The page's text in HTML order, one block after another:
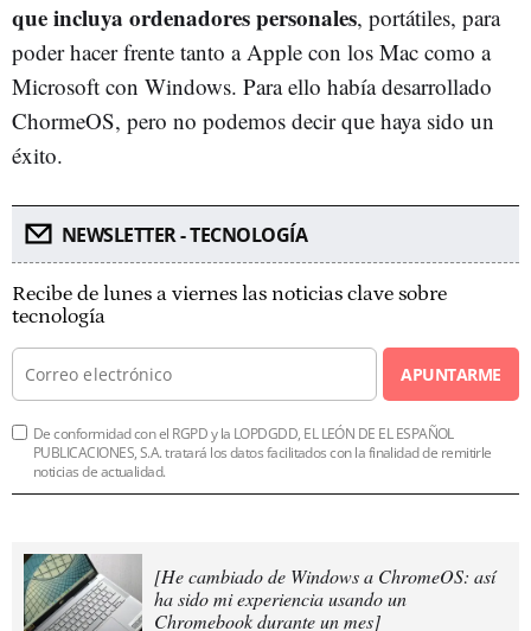
que incluya ordenadores personales, portátiles, para
poder hacer frente tanto a Apple con los Mac como a
Microsoft con Windows. Para ello había desarrollado
ChormeOS, pero no podemos decir que haya sido un
éxito.
NEWSLETTER - TECNOLOGÍA
Recibe de lunes a viernes las noticias clave sobre
tecnología
APUNTARME
De conformidad con el RGPD y la LOPDGDD, EL LEÓN DE EL ESPAÑOL
PUBLICACIONES, S.A. tratará los datos facilitados con la finalidad de remitirle
noticias de actualidad.
[He cambiado de Windows a ChromeOS: así
ha sido mi experiencia usando un
Chromebook durante un mes]